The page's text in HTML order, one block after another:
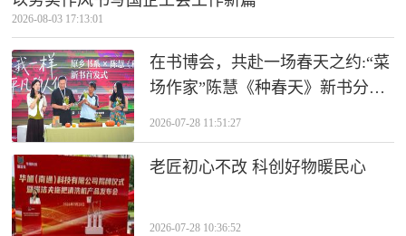
2026-08-03 17:13:01
在书博会，共赴一场春天之约:“菜
场作家”陈慧《种春天》新书分享
2026-07-28 11:51:27
老匠初心不改 科创好物暖民心
2026-07-28 10:36:52